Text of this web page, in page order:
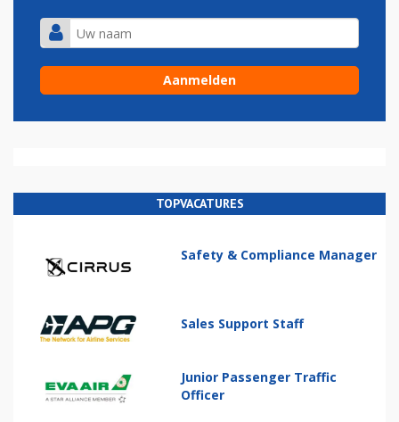
TOPVACATURES
Safety & Compliance Manager
Sales Support Staff
Junior Passenger Traffic
Officer